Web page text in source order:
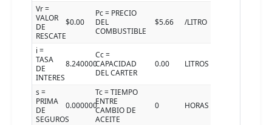
Vr =
VALOR
DE
RESCATE
$0.00
Pc = PRECIO
DEL
COMBUSTIBLE
$5.66 /LITRO
i =
TASA
DE
INTERES
8.240000
Cc =
CAPACIDAD
DEL CARTER
0.00 LITROS
s =
PRIMA
DE
SEGUROS
0.000000
Tc = TIEMPO
ENTRE
CAMBIO DE
ACEITE
0 HORAS